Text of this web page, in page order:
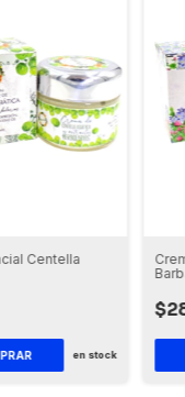
Centella
en stock